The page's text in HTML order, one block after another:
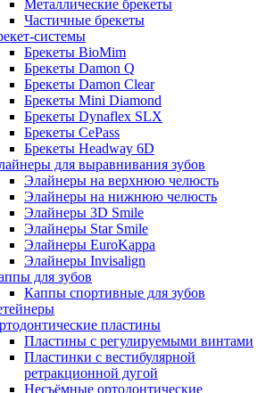
Металлические брекеты
Частичные брекеты
системы
Брекеты BioMim
Брекеты Damon Q
Брекеты Damon Clear
Брекеты Mini Diamond
Брекеты Dynaflex SLX
Брекеты CePass
Брекеты Headway 6D
для выравнивания зубов
Элайнеры на верхнюю челюсть
Элайнеры на нижнюю челюсть
Элайнеры 3D Smile
Элайнеры Star Smile
Элайнеры EuroKappa
Элайнеры Invisalign
для зубов
Каппы спортивные для зубов
пластины
Пластины с регулируемыми винтами
Пластинки с вестибулярной
ретракционной дугой
Несъёмные ортодонтические